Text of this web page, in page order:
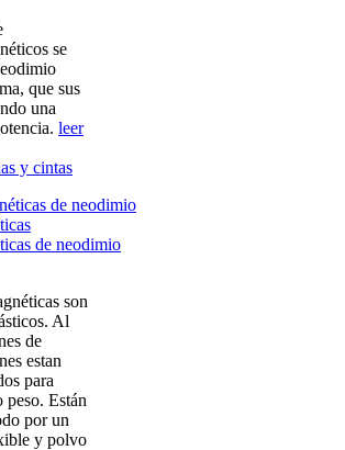
se
que sus
una
leer
y cintas
de neodimio
de neodimio
son
Al
de
estan
para
peso. Están
por un
y polvo